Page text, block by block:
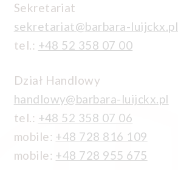
Sekretariat
sekretariat@barbara-luijckx.pl
tel.: +48 52 358 07 00
Dział Handlowy
handlowy@barbara-luijckx.pl
tel.: +48 52 358 07 06
mobile: +48 728 816 109
mobile: +48 728 955 675